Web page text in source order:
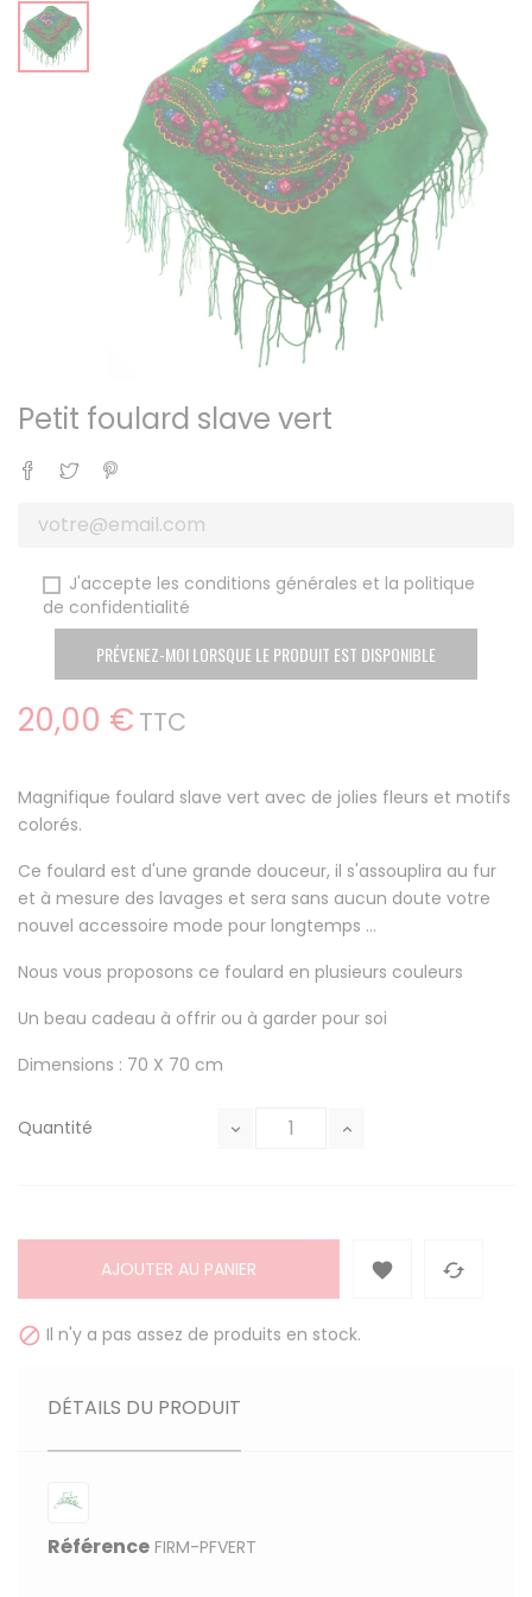
Petit foulard slave vert
Partager
Tweet
J'accepte les conditions générales et la politique
de confidentialité
PRÉVENEZ-MOI LORSQUE LE PRODUIT EST DISPONIBLE
20,00 € TTC
Magnifique foulard slave vert avec de jolies fleurs et motifs
colorés.
Ce foulard est d'une grande douceur, il s'assouplira au fur
et à mesure des lavages et sera sans aucun doute votre
nouvel accessoire mode pour longtemps ...
Nous vous proposons ce foulard en plusieurs couleurs
Un beau cadeau à offrir ou à garder pour soi
Dimensions : 70 X 70 cm
Quantité
AJOUTER AU PANIER  
 Il n'y a pas assez de produits en stock.
DÉTAILS DU PRODUIT
Référence FIRM-PFVERT